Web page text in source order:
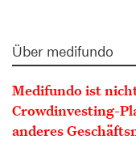
Über medifundo
Medifundo ist
Crowdinvesting-
anderes